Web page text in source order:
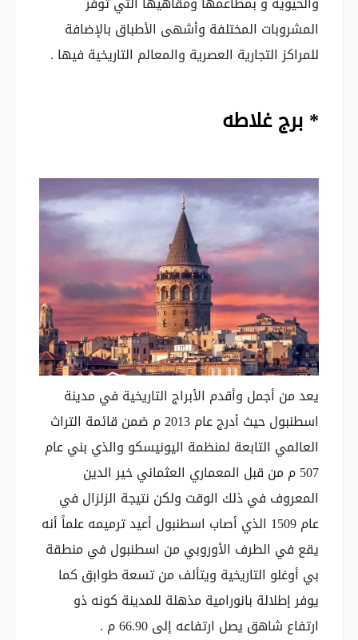
المشروبات المختلفة وأشهى الأطباق بالإضافة
للمراكز التجارية العصرية والمعالم التاريخية فيها .
* برج غلاطه
يعد من أجمل وأقدم الأبراج التاريخية في مدينة
اسطنبول حيث أدرج عام 2013 م ضمن قائمة التراث
العالمي التابعة لمنظمة اليونيسكو والذي بني عام
507 م من قبل المعماري العثماني خير الدين
المعروف في ذلك الوقت ولكن نتيجة الزلزال في
عام 1509 الذي أصاب اسطنبول أعيد ترميمه علماً أنه
يقع في الطرف الأوروبي من اسطنبول في منطقة
بي أوغلو التاريخية ويتألف من تسعة طوابق كما
يوفر إطلالة بانورامية مذهلة للمدينة كونه ذو
ارتفاع شاهق يصل ارتفاعه إلى 66.90 م .